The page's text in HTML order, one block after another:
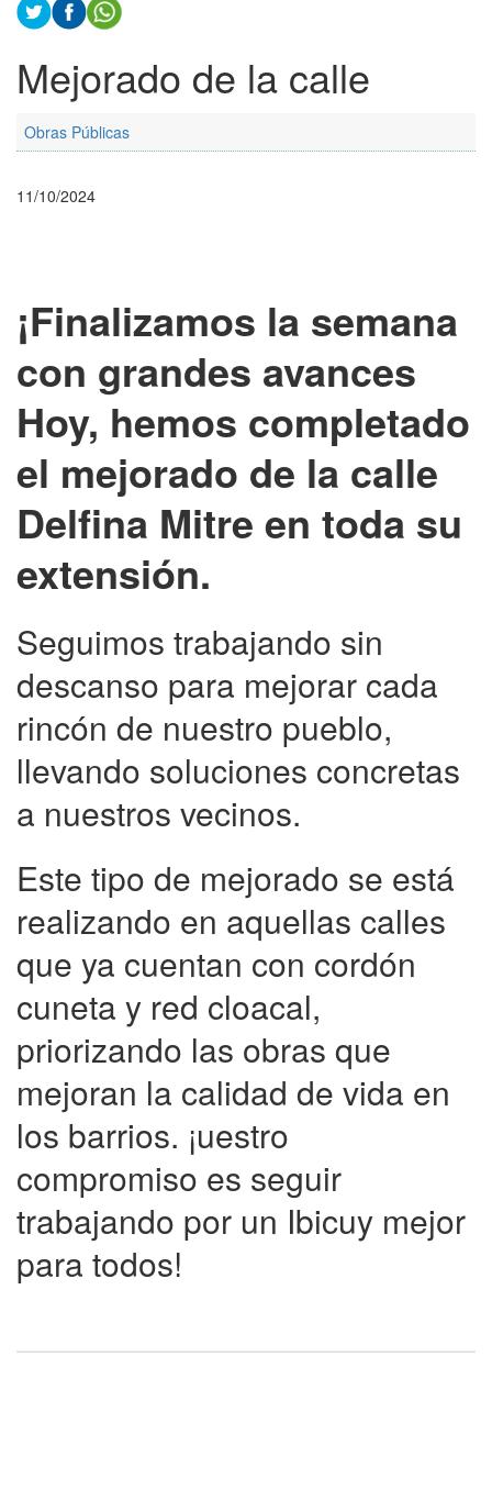
Mejorado de la calle
Obras Públicas
11/10/2024
¡Finalizamos la semana
con grandes avances
Hoy, hemos completado
el mejorado de la calle
Delfina Mitre en toda su
extensión.
Seguimos trabajando sin
descanso para mejorar cada
rincón de nuestro pueblo,
llevando soluciones concretas
a nuestros vecinos.
Este tipo de mejorado se está
realizando en aquellas calles
que ya cuentan con cordón
cuneta y red cloacal,
priorizando las obras que
mejoran la calidad de vida en
los barrios. ¡uestro
compromiso es seguir
trabajando por un Ibicuy mejor
para todos!